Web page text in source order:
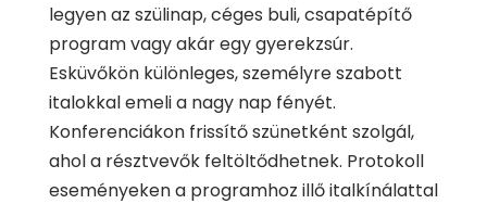
legyen az szülinap, céges buli, csapatépítő
program vagy akár egy gyerekzsúr.
Esküvőkön különleges, személyre szabott
italokkal emeli a nagy nap fényét.
Konferenciákon frissítő szünetként szolgál,
ahol a résztvevők feltöltődhetnek. Protokoll
eseményeken a programhoz illő italkínálattal